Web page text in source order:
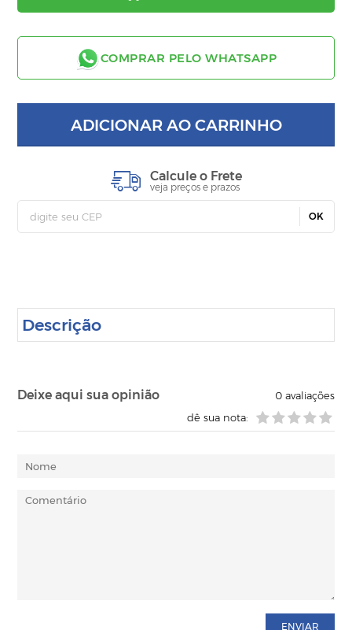
COMPRAR PELO WHATSAPP
ADICIONAR AO CARRINHO
Calcule o Frete
veja preços e prazos
OK
Descrição
Deixe aqui sua opinião 0avaliações
dê sua nota:
ENVIAR